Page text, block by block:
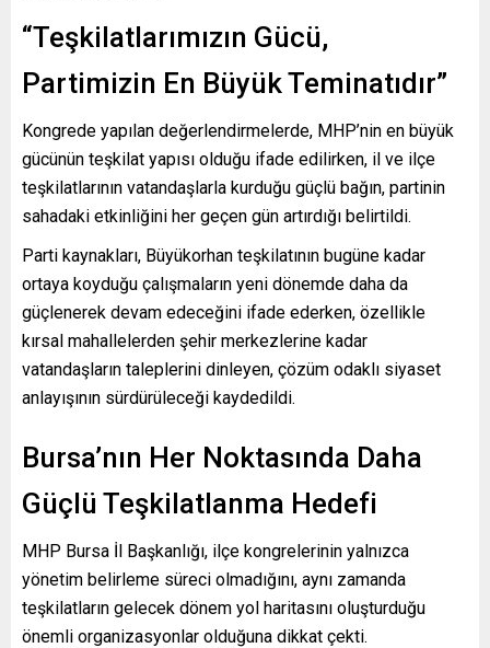
“Teşkilatlarımızın Gücü,
Partimizin En Büyük Teminatıdır”
Kongrede yapılan değerlendirmelerde, MHP’nin en büyük
gücünün teşkilat yapısı olduğu ifade edilirken, il ve ilçe
teşkilatlarının vatandaşlarla kurduğu güçlü bağın, partinin
sahadaki etkinliğini her geçen gün artırdığı belirtildi.
Parti kaynakları, Büyükorhan teşkilatının bugüne kadar
ortaya koyduğu çalışmaların yeni dönemde daha da
güçlenerek devam edeceğini ifade ederken, özellikle
kırsal mahallelerden şehir merkezlerine kadar
vatandaşların taleplerini dinleyen, çözüm odaklı siyaset
anlayışının sürdürüleceği kaydedildi.
Bursa’nın Her Noktasında Daha
Güçlü Teşkilatlanma Hedefi
MHP Bursa İl Başkanlığı, ilçe kongrelerinin yalnızca
yönetim belirleme süreci olmadığını, aynı zamanda
teşkilatların gelecek dönem yol haritasını oluşturduğu
önemli organizasyonlar olduğuna dikkat çekti.